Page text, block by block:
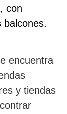
con
balcones.
encuentra
y tiendas